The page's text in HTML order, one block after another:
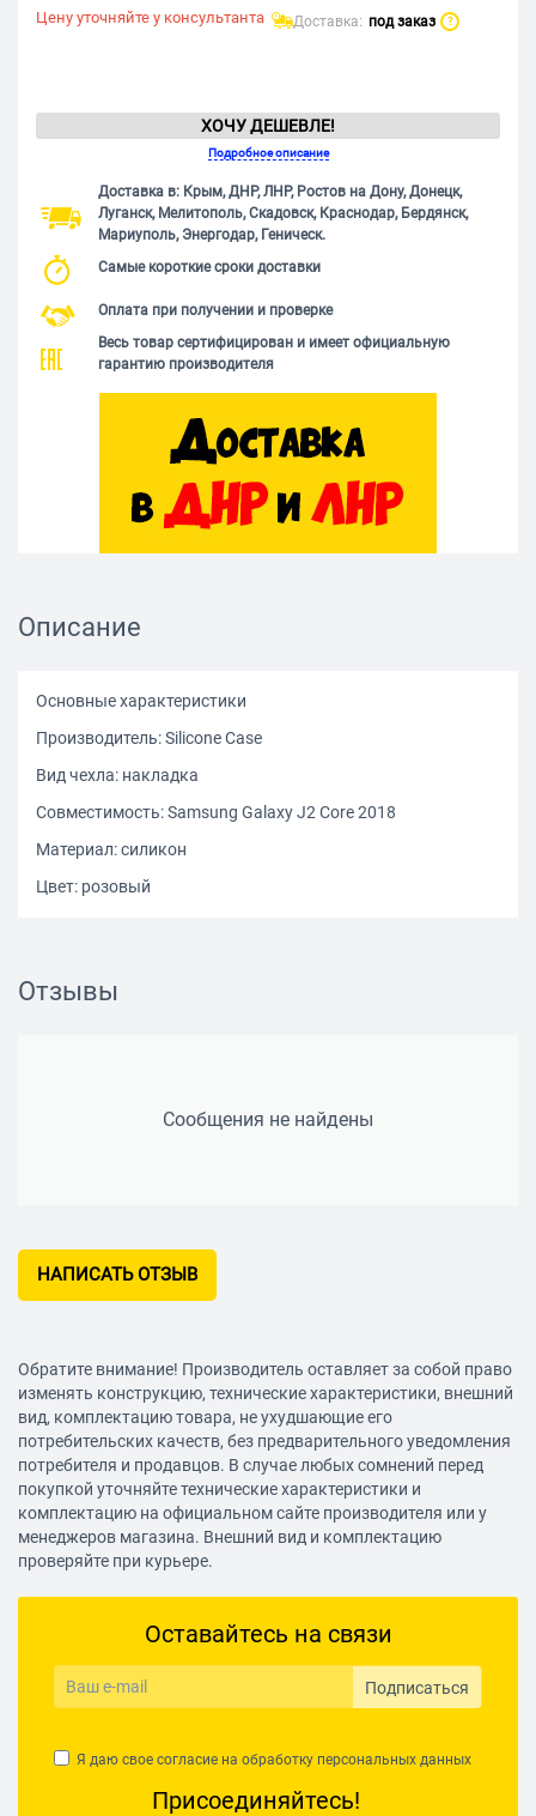
Цену уточняйте у консультанта Доставка: под заказ ?
ХОЧУ ДЕШЕВЛЕ!
Подробное описание
Доставка в: Крым, ДНР, ЛНР, Ростов на Дону, Донецк,
Луганск, Мелитополь, Скадовск, Краснодар, Бердянск,
Мариуполь, Энергодар, Геническ.
Самые короткие сроки доставки
Оплата при получении и проверке
Весь товар сертифицирован и имеет официальную
гарантию производителя
Описание
Основные характеристики
Производитель: Silicone Case
Вид чехла: накладка
Совместимость: Samsung Galaxy J2 Core 2018
Материал: силикон
Цвет: розовый
Отзывы
Сообщения не найдены
НАПИСАТЬ ОТЗЫВ
Обратите внимание! Производитель оставляет за собой право
изменять конструкцию, технические характеристики, внешний
вид, комплектацию товара, не ухудшающие его
потребительских качеств, без предварительного уведомления
потребителя и продавцов. В случае любых сомнений перед
покупкой уточняйте технические характеристики и
комплектацию на официальном сайте производителя или у
менеджеров магазина. Внешний вид и комплектацию
проверяйте при курьере.
Оставайтесь на связи
Подписаться
Я даю свое согласие на обработку персональных данных
Присоединяйтесь!